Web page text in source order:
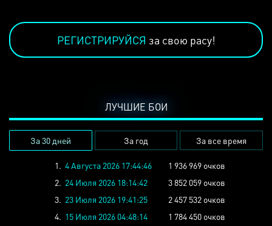
РЕГИСТРИРУЙСЯ за свою расу!
ЛУЧШИЕ БОИ
За 30 дней За год За все время
1. 4 Августа 2026 17:44:46
1 936 969 очков
2. 24 Июля 2026 18:14:42
3 852 059 очков
3. 23 Июля 2026 19:41:25
2 457 532 очков
4. 15 Июля 2026 04:48:14
1 784 450 очков